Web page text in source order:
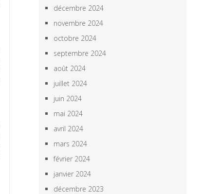
décembre 2024
novembre 2024
octobre 2024
septembre 2024
août 2024
juillet 2024
juin 2024
mai 2024
avril 2024
mars 2024
février 2024
janvier 2024
décembre 2023